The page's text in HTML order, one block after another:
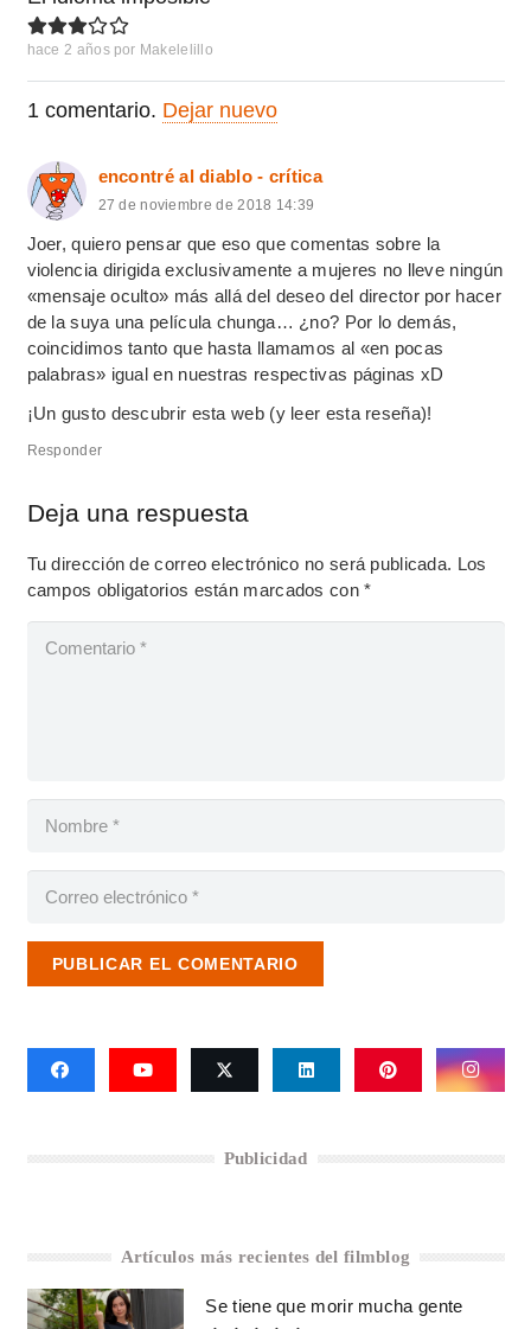
hace 2 años por Makelelillo
1 comentario. Dejar nuevo
encontré al diablo - crítica
27 de noviembre de 2018 14:39
Joer, quiero pensar que eso que comentas sobre la
violencia dirigida exclusivamente a mujeres no lleve ningún
«mensaje oculto» más allá del deseo del director por hacer
de la suya una película chunga… ¿no? Por lo demás,
coincidimos tanto que hasta llamamos al «en pocas
palabras» igual en nuestras respectivas páginas xD
¡Un gusto descubrir esta web (y leer esta reseña)!
Responder
Deja una respuesta
Tu dirección de correo electrónico no será publicada. Los
campos obligatorios están marcados con*
PUBLICAR EL COMENTARIO
Publicidad
Artículos más recientes del filmblog
Se tiene que morir mucha gente